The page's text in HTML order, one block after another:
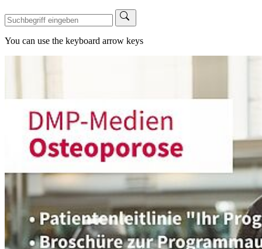
You can use the keyboard arrow keys